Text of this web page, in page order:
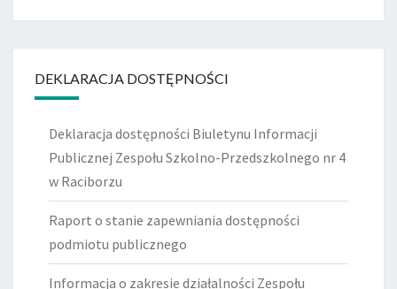
DEKLARACJA DOSTĘPNOŚCI
Deklaracja dostępności Biuletynu Informacji
Publicznej Zespołu Szkolno-Przedszkolnego nr 4
w Raciborzu
Raport o stanie zapewniania dostępności
podmiotu publicznego
Informacja o zakresie działalności Zespołu